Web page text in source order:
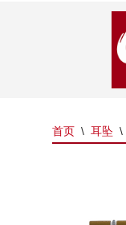
首页 \ 耳坠 \